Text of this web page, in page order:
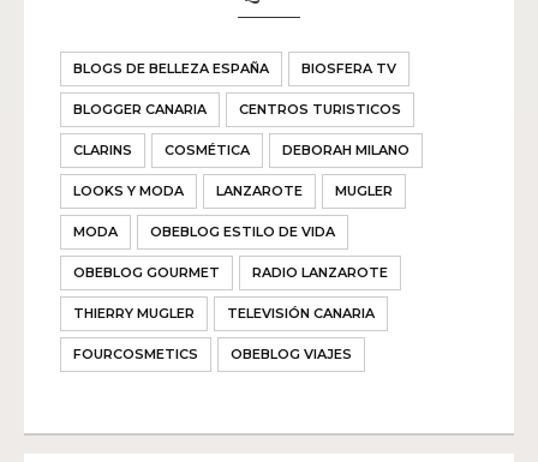
BLOGS DE BELLEZA ESPAÑA BIOSFERA TV
BLOGGER CANARIA CENTROS TURISTICOS
CLARINS COSMÉTICA DEBORAH MILANO
LOOKS Y MODA LANZAROTE MUGLER
MODA OBEBLOG ESTILO DE VIDA
OBEBLOG GOURMET RADIO LANZAROTE
THIERRY MUGLER TELEVISIÓN CANARIA
FOURCOSMETICS OBEBLOG VIAJES